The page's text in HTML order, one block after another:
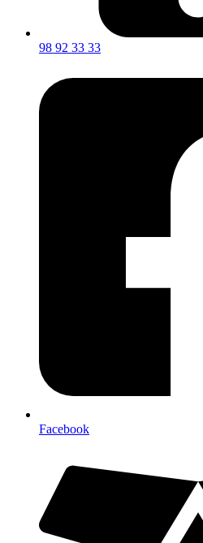
98 92 33 33
Facebook